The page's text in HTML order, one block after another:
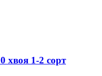
хвоя 1-2 сорт